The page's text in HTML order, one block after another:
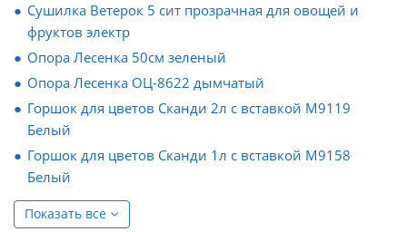
Сушилка Ветерок 5 сит прозрачная для овощей и
фруктов электр
Опора Лесенка 50см зеленый
Опора Лесенка ОЦ-8622 дымчатый
Горшок для цветов Сканди 2л с вставкой М9119
Белый
Горшок для цветов Сканди 1л с вставкой М9158
Белый
Показать все